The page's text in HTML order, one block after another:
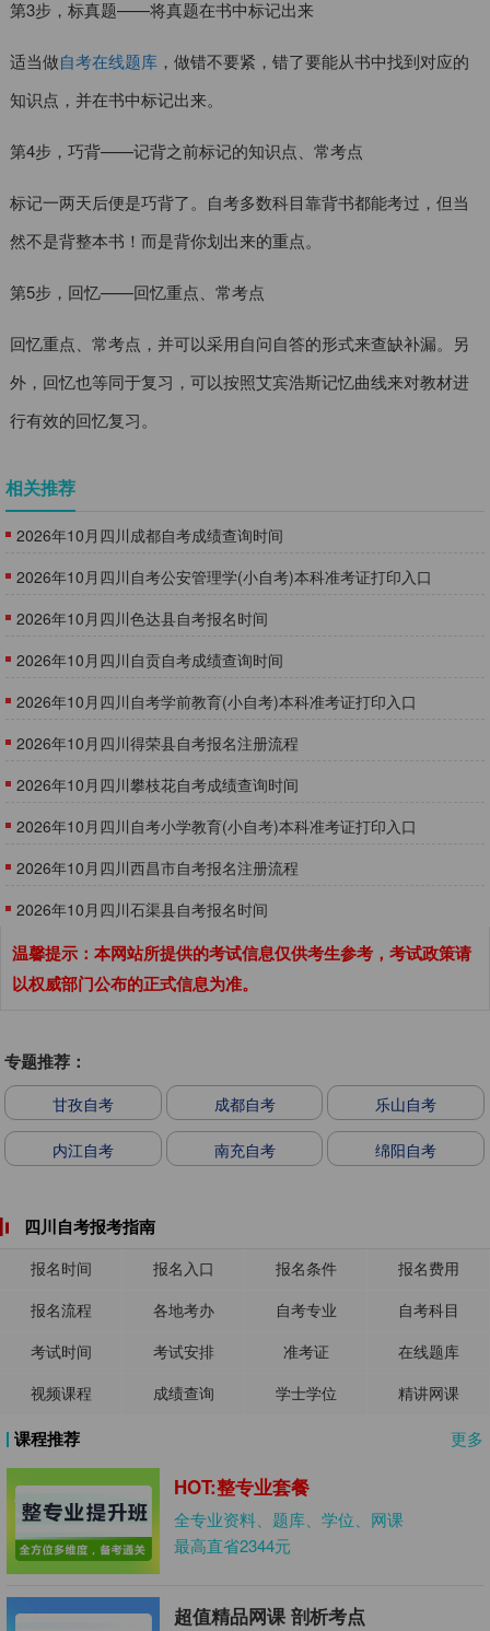
第3步，标真题——将真题在书中标记出来
适当做自考在线题库，做错不要紧，错了要能从书中找到对应的
知识点，并在书中标记出来。
第4步，巧背——记背之前标记的知识点、常考点
标记一两天后便是巧背了。自考多数科目靠背书都能考过，但当
然不是背整本书！而是背你划出来的重点。
第5步，回忆——回忆重点、常考点
回忆重点、常考点，并可以采用自问自答的形式来查缺补漏。另
外，回忆也等同于复习，可以按照艾宾浩斯记忆曲线来对教材进
行有效的回忆复习。
相关推荐
2026年10月四川成都自考成绩查询时间
​2026年10月四川自考公安管理学(小自考)本科准考证打印入口
2026年10月四川色达县自考报名时间
2026年10月四川自贡自考成绩查询时间
​2026年10月四川自考学前教育(小自考)本科准考证打印入口
2026年10月四川得荣县自考报名注册流程
2026年10月四川攀枝花自考成绩查询时间
​2026年10月四川自考小学教育(小自考)本科准考证打印入口
2026年10月四川西昌市自考报名注册流程
2026年10月四川石渠县自考报名时间
温馨提示：本网站所提供的考试信息仅供考生参考，考试政策请
以权威部门公布的正式信息为准。
专题推荐：
甘孜自考 成都自考 乐山自考
内江自考 南充自考 绵阳自考
四川自考报考指南
报名时间 报名入口 报名条件
报名费用
报名流程
各地考办 自考专业
自考科目
考试时间
考试安排 准考证
在线题库
视频课程
成绩查询 学士学位 精讲网课
更多
课程推荐
HOT:整专业套餐
全专业资料、题库、学位、网课
最高直省2344元
超值精品网课 剖析考点